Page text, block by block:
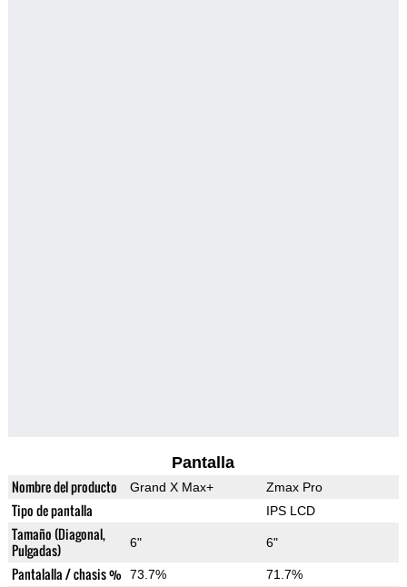
Pantalla
Nombre del producto Grand X Max+ Zmax Pro
Tipo de pantalla IPS LCD
Tamaño (Diagonal,
Pulgadas)
6" 6"
Pantalalla / chasis % 73.7% 71.7%